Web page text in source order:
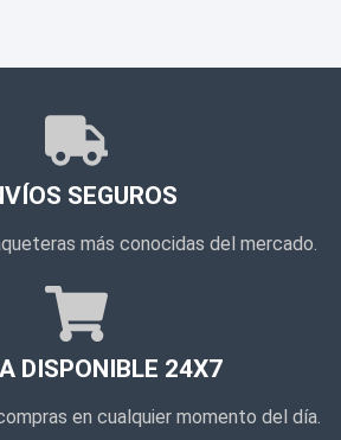
SEGUROS
más conocidas del mercado.
DISPONIBLE 24X7
en cualquier momento del día.